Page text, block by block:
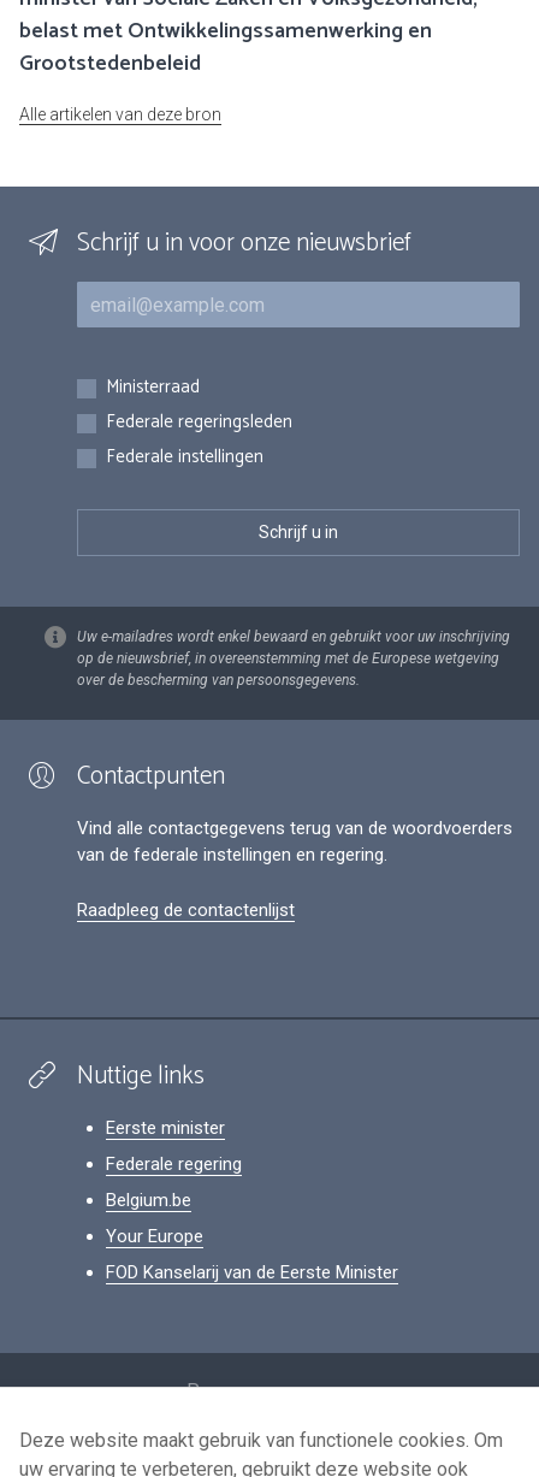
belast met Ontwikkelingssamenwerking en
Grootstedenbeleid
Alle artikelen van deze bron
Schrijf u in voor onze nieuwsbrief
E-mail
Inschrijvingen
Ministerraad
Federale regeringsleden
Federale instellingen
Uw e-mailadres wordt enkel bewaard en gebruikt voor uw inschrijving
op de nieuwsbrief, in overeenstemming met de Europese wetgeving
over de bescherming van persoonsgegevens.
Contactpunten
Vind alle contactgegevens terug van de woordvoerders
van de federale instellingen en regering.
Raadpleeg de contactenlijst
Nuttige links
Eerste minister
Federale regering
Belgium.be
Your Europe
FOD Kanselarij van de Eerste Minister
Persoonsgegevens
Voorwaarden voor het hergebruik
Deze website maakt gebruik van functionele cookies. Om
uw ervaring te verbeteren, gebruikt deze website ook